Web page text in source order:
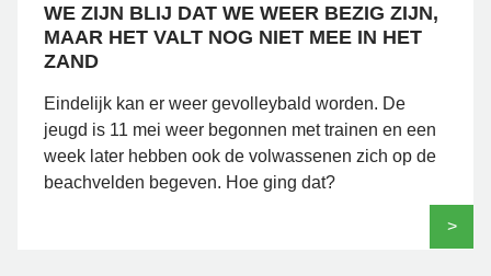
WE ZIJN BLIJ DAT WE WEER BEZIG ZIJN,
MAAR HET VALT NOG NIET MEE IN HET
ZAND
Eindelijk kan er weer gevolleybald worden. De
jeugd is 11 mei weer begonnen met trainen en een
week later hebben ook de volwassenen zich op de
beachvelden begeven. Hoe ging dat?
>